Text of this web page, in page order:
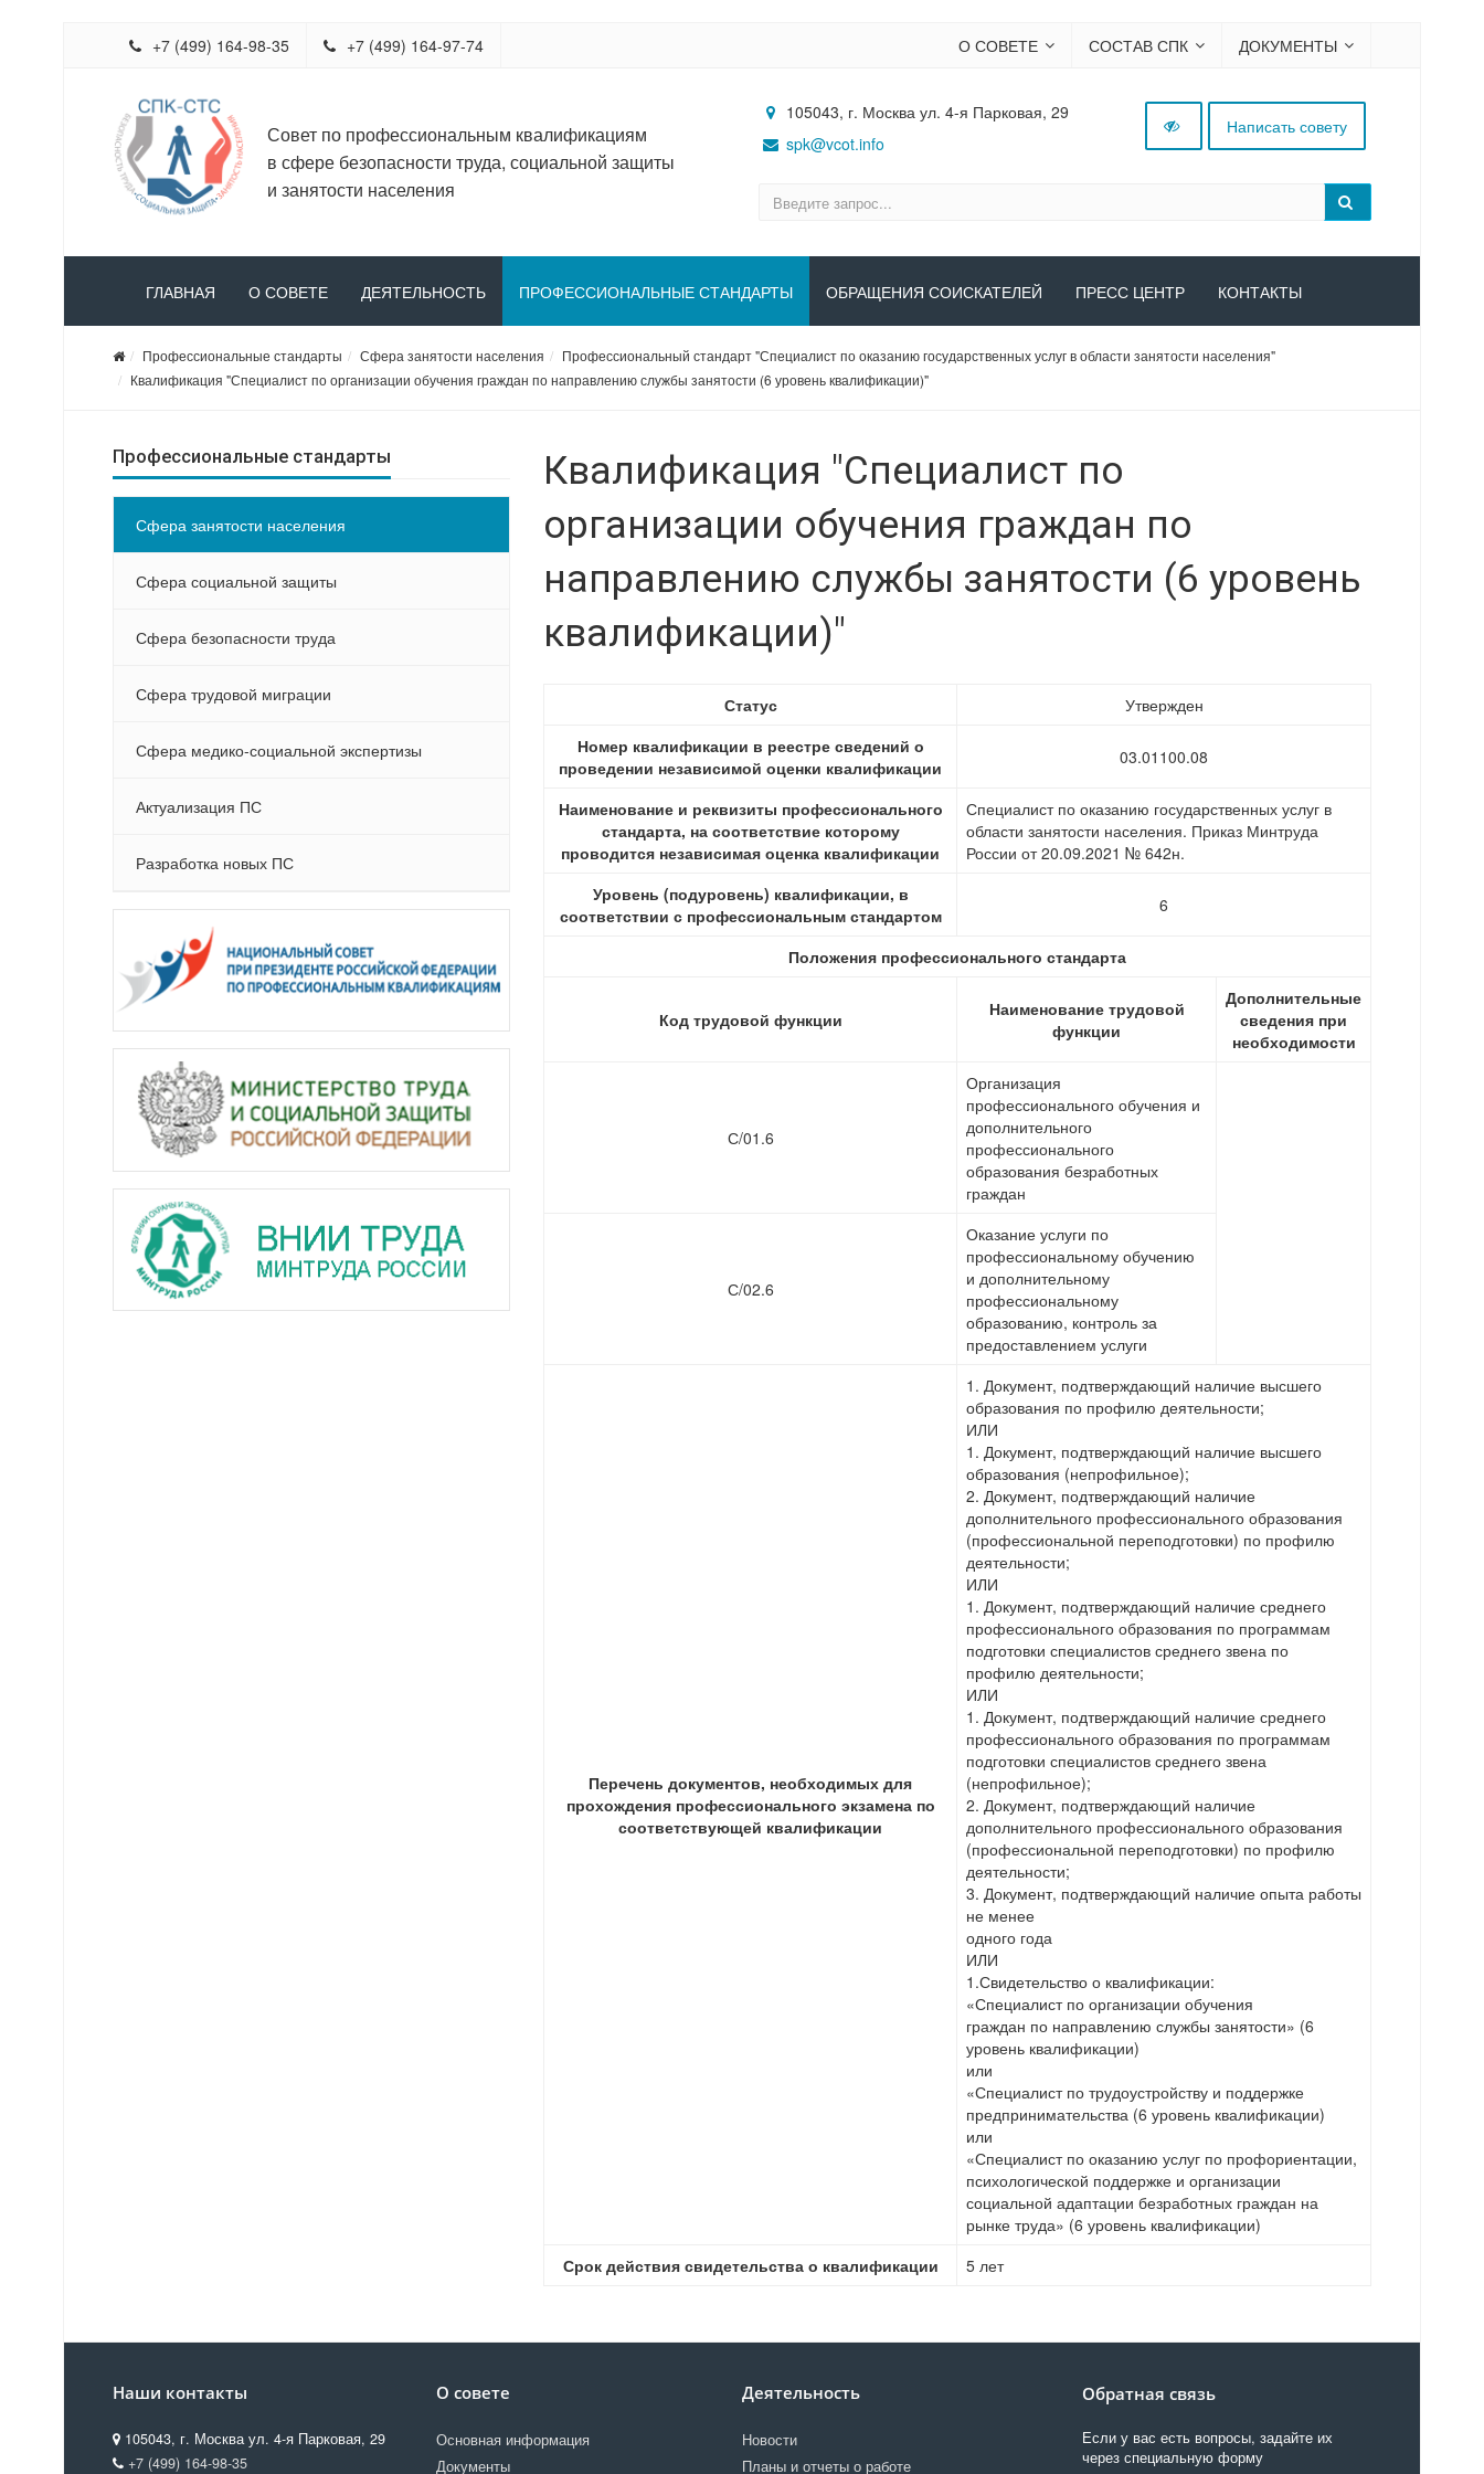
О СОВЕТЕ СОСТАВ СПК ДОКУМЕНТЫ
+7 (499) 164-98-35 +7 (499) 164-97-74
Совет по профессиональным квалификациям
в сфере безопасности труда, социальной защиты
и занятости населения
105043, г. Москва ул. 4-я Парковая, 29
spk@vcot.info
Написать совету
ГЛАВНАЯ О СОВЕТЕ ДЕЯТЕЛЬНОСТЬ ПРОФЕССИОНАЛЬНЫЕ СТАНДАРТЫ ОБРАЩЕНИЯ СОИСКАТЕЛЕЙ ПРЕСС ЦЕНТР КОНТАКТЫ
Профессиональные стандарты Сфера занятости населения
Профессиональный стандарт "Специалист по оказанию государственных услуг в области занятости населения"
Квалификация "Специалист по организации обучения граждан по направлению службы занятости (6 уровень квалификации)"
Профессиональные стандарты
Сфера занятости населения
Сфера социальной защиты
Сфера безопасности труда
Сфера трудовой миграции
Сфера медико-социальной экспертизы
Актуализация ПС
Разработка новых ПС
Квалификация "Специалист по
организации обучения граждан по
направлению службы занятости (6 уровень
квалификации)"
Статус
Утвержден
Номер квалификации в реестре сведений о
проведении независимой оценки квалификации
03.01100.08
Наименование и реквизиты профессионального
стандарта, на соответствие которому
проводится независимая оценка квалификации
Специалист по оказанию государственных услуг в
области занятости населения. Приказ Минтруда
России от 20.09.2021 № 642н.
Уровень (подуровень) квалификации, в
соответствии с профессиональным стандартом
6
Положения профессионального стандарта
Код трудовой функции
Наименование трудовой
функции
Дополнительные
сведения при
необходимости
С/01.6
Организация
профессионального обучения и
дополнительного
профессионального
образования безработных
граждан
С/02.6
Оказание услуги по
профессиональному обучению
и дополнительному
профессиональному
образованию, контроль за
предоставлением услуги
Перечень документов, необходимых для
прохождения профессионального экзамена по
соответствующей квалификации
1. Документ, подтверждающий наличие высшего
образования по профилю деятельности;
ИЛИ
1. Документ, подтверждающий наличие высшего
образования (непрофильное);
2. Документ, подтверждающий наличие
дополнительного профессионального образования
(профессиональной переподготовки) по профилю
деятельности;
ИЛИ
1. Документ, подтверждающий наличие среднего
профессионального образования по программам
подготовки специалистов среднего звена по
профилю деятельности;
ИЛИ
1. Документ, подтверждающий наличие среднего
профессионального образования по программам
подготовки специалистов среднего звена
(непрофильное);
2. Документ, подтверждающий наличие
дополнительного профессионального образования
(профессиональной переподготовки) по профилю
деятельности;
3. Документ, подтверждающий наличие опыта работы
не менее
одного года
ИЛИ
1.Свидетельство о квалификации:
«Специалист по организации обучения
граждан по направлению службы занятости» (6
уровень квалификации)
или
«Специалист по трудоустройству и поддержке
предпринимательства (6 уровень квалификации)
или
«Специалист по оказанию услуг по профориентации,
психологической поддержке и организации
социальной адаптации безработных граждан на
рынке труда» (6 уровень квалификации)
Срок действия свидетельства о квалификации
5 лет
Наши контакты
105043, г. Москва ул. 4-я Парковая, 29
+7 (499) 164-98-35
О совете
Основная информация
Документы
Деятельность
Новости
Планы и отчеты о работе
Обратная связь
Если у вас есть вопросы, задайте их
через специальную форму